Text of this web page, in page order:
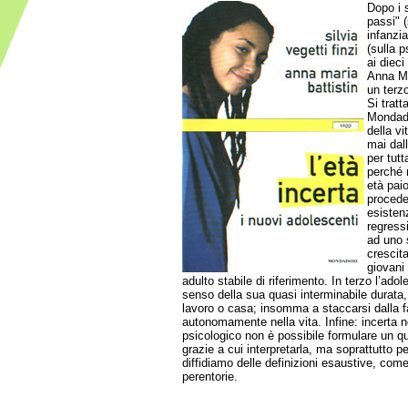
Dopo i
passi"
(sulla
ai dieci
Anna
un
Si
della
mai
per
perché
età
ad uno
giovani
adulto stabile di riferimento. In terzo
senso della sua quasi interminabile
lavoro o casa; insomma a staccarsi dalla
autonomamente nella vita. Infine: incerta
psicologico non è possibile formulare un
grazie a cui interpretarla, ma soprattutto
diffidiamo delle definizioni esaustive,
perentorie.